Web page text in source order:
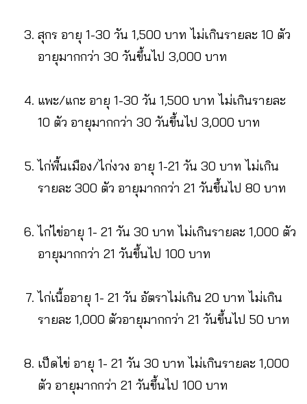
สุกร อายุ 1-30 วัน 1,500 บาท ไม่เกินรายละ 10 ตัว
อายุมากกว่า 30 วันขึ้นไป 3,000 บาท
แพะ/แกะ อายุ 1-30 วัน 1,500 บาท ไม่เกินรายละ
10 ตัว อายุมากกว่า 30 วันขึ้นไป 3,000 บาท
ไก่พื้นเมือง/ไก่งวง อายุ 1-21 วัน 30 บาท ไม่เกิน
รายละ 300 ตัว อายุมากกว่า 21 วันขึ้นไป 80 บาท
ไก่ไข่อายุ 1- 21 วัน 30 บาท ไม่เกินรายละ 1,000 ตัว
อายุมากกว่า 21 วันขึ้นไป 100 บาท
ไก่เนื้ออายุ 1- 21 วัน อัตราไม่เกิน 20 บาท ไม่เกิน
รายละ 1,000 ตัวอายุมากกว่า 21 วันขึ้นไป 50 บาท
เป็ดไข่ อายุ 1- 21 วัน 30 บาท ไม่เกินรายละ 1,000
ตัว อายุมากกว่า 21 วันขึ้นไป 100 บาท